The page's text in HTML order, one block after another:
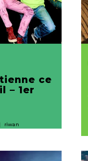
ce
– 1er
riwan